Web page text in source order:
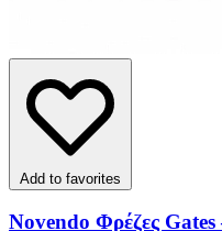
Add to favorites
Novendo Φρέζες Gates